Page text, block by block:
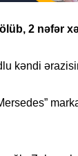
2 nəfər
kəndi